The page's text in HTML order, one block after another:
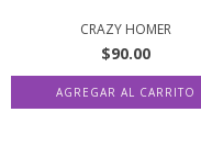
CRAZY HOMER
$90.00